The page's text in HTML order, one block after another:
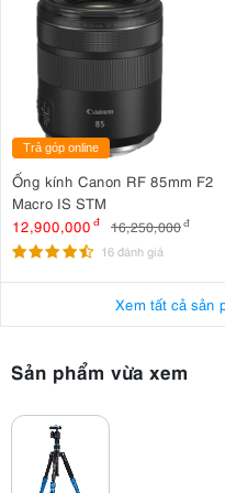
góc linh hoạt hỗ trợ người
và dọc, đặc biệt hữu ích khi
video ngắn.
Trả góp online
Ống kính Canon RF 85mm F2
Macro IS STM
12,900,000 đ 16,250,000đ
16 đánh giá
Xem tất cả sản
Sản phẩm vừa xem